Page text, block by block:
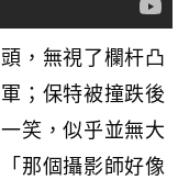
，無視了欄杆凸
；保特被撞跌後
笑，似乎並無大
那個攝影師好像